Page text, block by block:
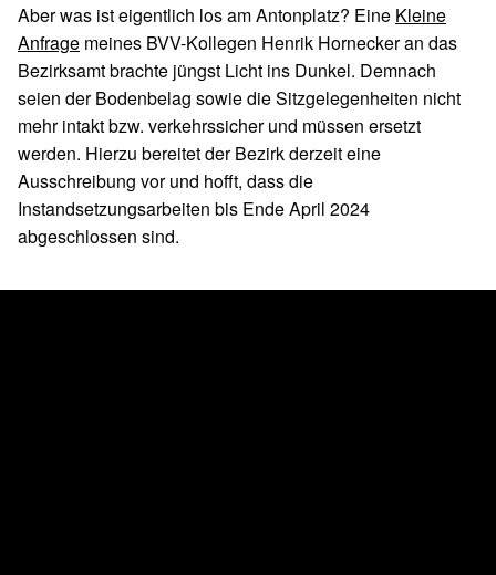
Aber was ist eigentlich los am Antonplatz? Eine Kleine
Anfrage meines BVV-Kollegen Henrik Hornecker an das
Bezirksamt brachte jüngst Licht ins Dunkel. Demnach
seien der Bodenbelag sowie die Sitzgelegenheiten nicht
mehr intakt bzw. verkehrssicher und müssen ersetzt
werden. Hierzu bereitet der Bezirk derzeit eine
Ausschreibung vor und hofft, dass die
Instandsetzungsarbeiten bis Ende April 2024
abgeschlossen sind.
Skip back to main navigation
Post navigation